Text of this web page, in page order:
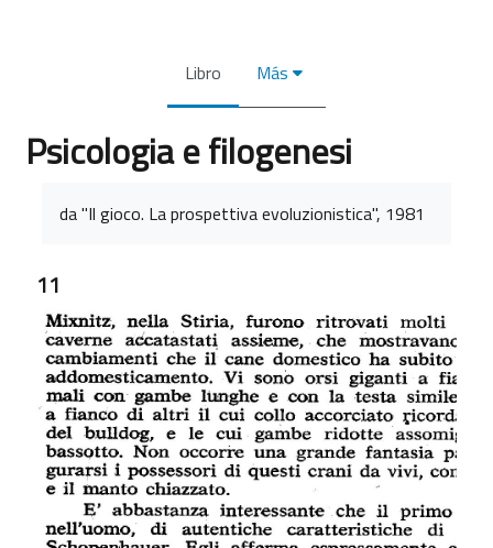
Libro Más
Psicologia e filogenesi
da "Il gioco. La prospettiva evoluzionistica", 1981
11